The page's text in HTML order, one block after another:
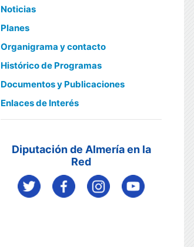
Noticias
Planes
Organigrama y contacto
Histórico de Programas
Documentos y Publicaciones
Enlaces de Interés
Diputación de Almería en la
Red